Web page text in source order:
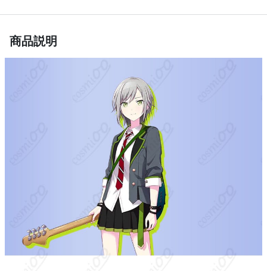
キャラクター
Shiho Hinomori / Hinomori Shiho
イメージ
ポリエステル、綿、合成皮革（製造ロット
により素材変更の可能性あり）
コート、シャツ、スカート、ネクタイ（セ
ット内容は製造ロットにより変更の可能性
あり）
S、M、L、XL
加工に7～15営業日、配送に5～7営業日（※
土日祝除く）、合計で12～22営業日程度で
お届け
支払い方法
クレジットカード（VISA、Master、JCB、
Discover、AMERICAN EXPRESS）、
PayPal、銀行振込
商品説明